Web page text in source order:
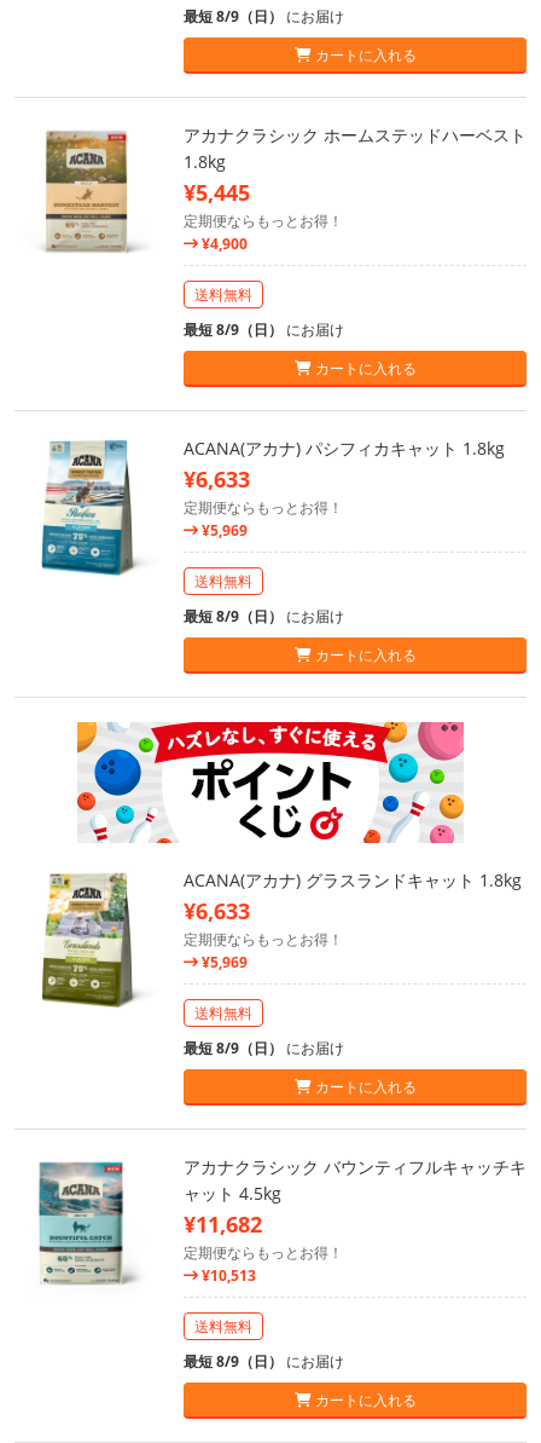
最短 8/9（日） にお届け
カートに入れる
アカナクラシック ホームステッドハーベスト
1.8kg
¥5,445
定期便ならもっとお得！
¥4,900
送料無料
最短 8/9（日） にお届け
カートに入れる
ACANA(アカナ) パシフィカキャット 1.8kg
¥6,633
定期便ならもっとお得！
¥5,969
送料無料
最短 8/9（日） にお届け
カートに入れる
ACANA(アカナ) グラスランドキャット 1.8kg
¥6,633
定期便ならもっとお得！
¥5,969
送料無料
最短 8/9（日） にお届け
カートに入れる
アカナクラシック バウンティフルキャッチキ
ャット 4.5kg
¥11,682
定期便ならもっとお得！
¥10,513
送料無料
最短 8/9（日） にお届け
カートに入れる